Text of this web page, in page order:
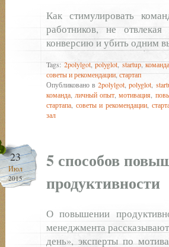
Как стимулировать
работников, не
конверсию и убить одним
Tags: 2polylgot,polyglot ,startup,команда
советы и рекомендации, стартап
Опубликовано в2polylgot ,polyglot
команда личный опыт ,мотивация
стартапа советы и рекомендации
зал
23
Июл
2015
5 способов
продуктивности
О повышении
менеджмента
день», эксперты по